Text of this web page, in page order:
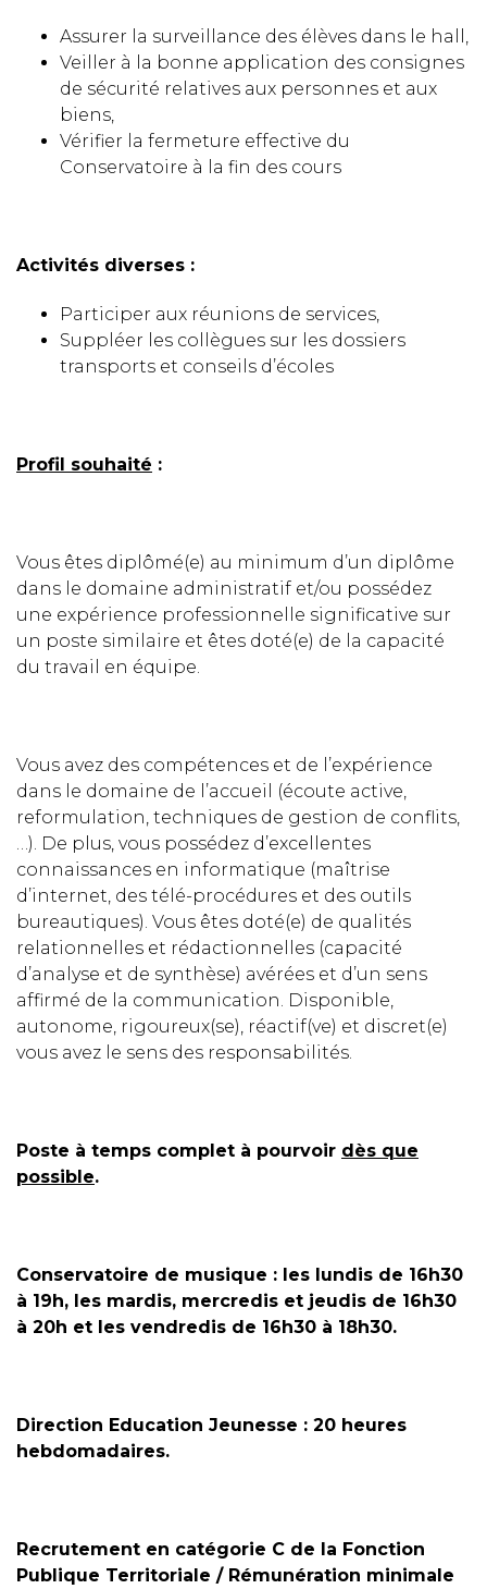
Assurer la surveillance des élèves dans le hall,
Veiller à la bonne application des consignes
de sécurité relatives aux personnes et aux
biens,
Vérifier la fermeture effective du
Conservatoire à la fin des cours
Activités diverses :
Participer aux réunions de services,
Suppléer les collègues sur les dossiers
transports et conseils d’écoles
Profil souhaité :
Vous êtes diplômé(e) au minimum d’un diplôme
dans le domaine administratif et/ou possédez
une expérience professionnelle significative sur
un poste similaire et êtes doté(e) de la capacité
du travail en équipe.
Vous avez des compétences et de l’expérience
dans le domaine de l’accueil (écoute active,
reformulation, techniques de gestion de conflits,
…). De plus, vous possédez d’excellentes
connaissances en informatique (maîtrise
d’internet, des télé-procédures et des outils
bureautiques). Vous êtes doté(e) de qualités
relationnelles et rédactionnelles (capacité
d’analyse et de synthèse) avérées et d’un sens
affirmé de la communication. Disponible,
autonome, rigoureux(se), réactif(ve) et discret(e)
vous avez le sens des responsabilités.
Poste à temps complet à pourvoir dès que
possible.
Conservatoire de musique : les lundis de 16h30
à 19h, les mardis, mercredis et jeudis de 16h30
à 20h et les vendredis de 16h30 à 18h30.
Direction Education Jeunesse : 20 heures
hebdomadaires.
Recrutement en catégorie C de la Fonction
Publique Territoriale / Rémunération minimale